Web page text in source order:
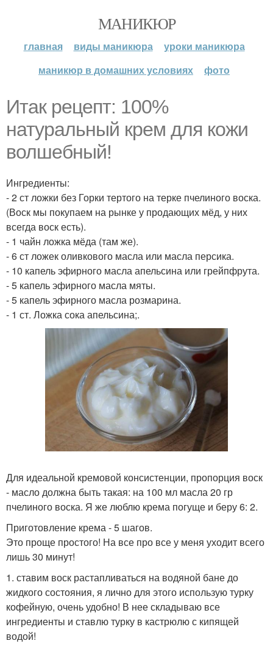
МАНИКЮР
главная виды маникюра
уроки маникюра
маникюр в домашних условиях
фото
Итак рецепт: 100%
натуральный крем для кожи
волшебный!
Ингредиенты:
- 2 ст ложки без Горки тертого на терке пчелиного воска.
(Воск мы покупаем на рынке у продающих мёд, у них
всегда воск есть).
- 1 чайн ложка мёда (там же).
- 6 ст ложек оливкового масла или масла персика.
- 10 капель эфирного масла апельсина или грейпфрута.
- 5 капель эфирного масла мяты.
- 5 капель эфирного масла розмарина.
- 1 ст. Ложка сока апельсина;.
Для идеальной кремовой консистенции, пропорция воск
- масло должна быть такая: на 100 мл масла 20 гр
пчелиного воска. Я же люблю крема погуще и беру 6: 2.
Приготовление крема - 5 шагов.
Это проще простого! На все про все у меня уходит всего
лишь 30 минут!
1. ставим воск растапливаться на водяной бане до
жидкого состояния, я лично для этого использую турку
кофейную, очень удобно! В нее складываю все
ингредиенты и ставлю турку в кастрюлю с кипящей
водой!